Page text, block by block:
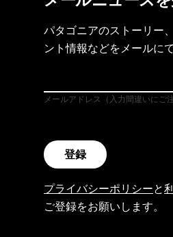
パタゴニアのストーリー
ント情報などをメールに
メールアドレス（入力間違いにご
登録
プライバシーポリシーと
ご登録をお願いします。